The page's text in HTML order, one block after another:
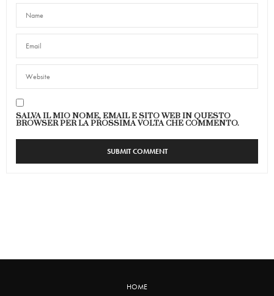
SALVA IL MIO NOME, EMAIL E SITO WEB IN QUESTO
BROWSER PER LA PROSSIMA VOLTA CHE COMMENTO.
HOME